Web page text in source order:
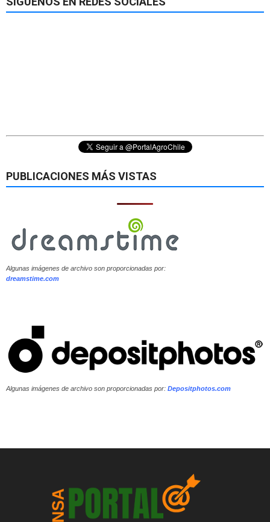
PUBLICACIONES MÁS VISTAS
Algunas imágenes de archivo son proporcionadas por:
dreamstime.com
Algunas imágenes de archivo son proporcionadas por: Depositphotos.com